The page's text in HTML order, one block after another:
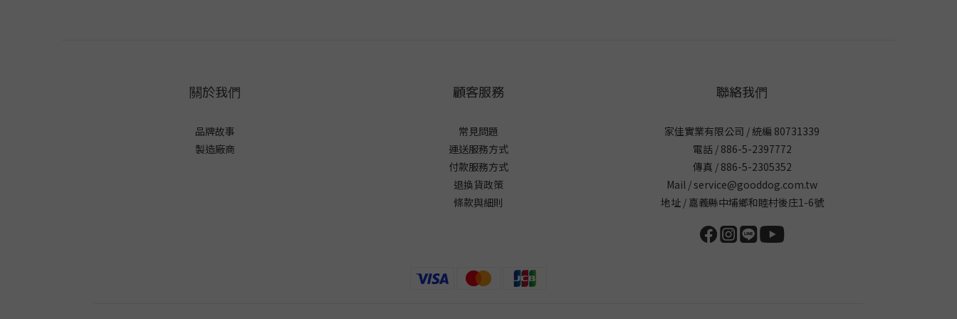
關於我們
品牌故事
製造廠商
顧客服務
常見問題
運送服務方式
付款服務方式
退換貨政策
條款與細則
聯絡我們
家佳實業有限公司 / 統編 80731339
電話 / 886-5-2397772
傳真 / 886-5-2305352
Mail / service@gooddog.com.tw
地址 / 嘉義縣中埔鄉和睦村後庄1-6號